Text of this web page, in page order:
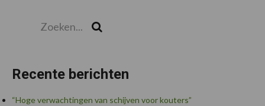
Recente berichten
“Hoge verwachtingen van schijven voor kouters”